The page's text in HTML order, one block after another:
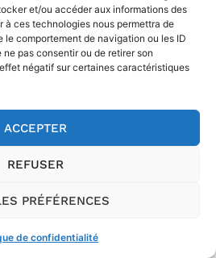
et/ou accéder aux informations des
à ces technologies nous permettra de
le comportement de navigation ou les ID
pas consentir ou de retirer son
négatif sur certaines caractéristiques
ACCEPTER
REFUSER
PRÉFÉRENCES
de confidentialité